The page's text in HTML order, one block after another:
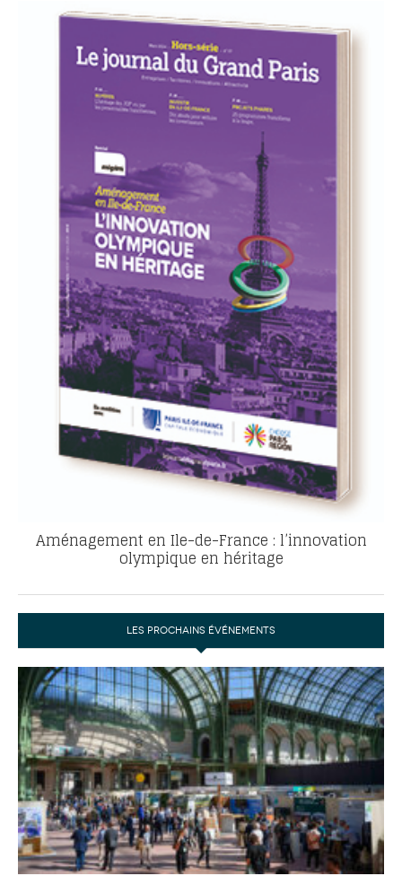
Aménagement en Ile-de-France : l’innovation
olympique en héritage
LES PROCHAINS ÉVÉNEMENTS